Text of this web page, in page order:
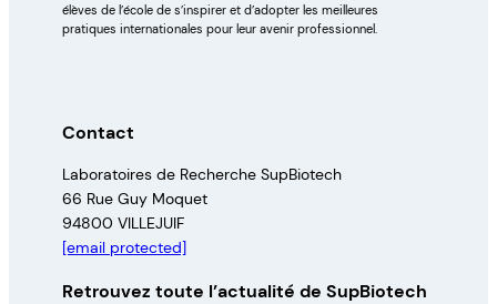
élèves de l’école de s’inspirer et d’adopter les meilleures
pratiques internationales pour leur avenir professionnel.
Contact
Laboratoires de Recherche SupBiotech
66 Rue Guy Moquet
94800 VILLEJUIF
[email protected]
Retrouvez toute l’actualité de SupBiotech